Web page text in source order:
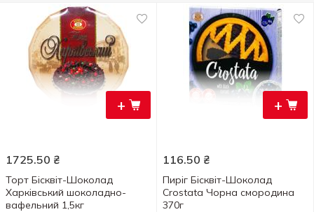
+
1725.50 ₴
Торт Бісквіт-Шоколад
Харківський шоколадно-
вафельний 1,5кг
+
116.50 ₴
Пиріг Бісквіт-Шоколад
Сrostata Чорна смородина
370г